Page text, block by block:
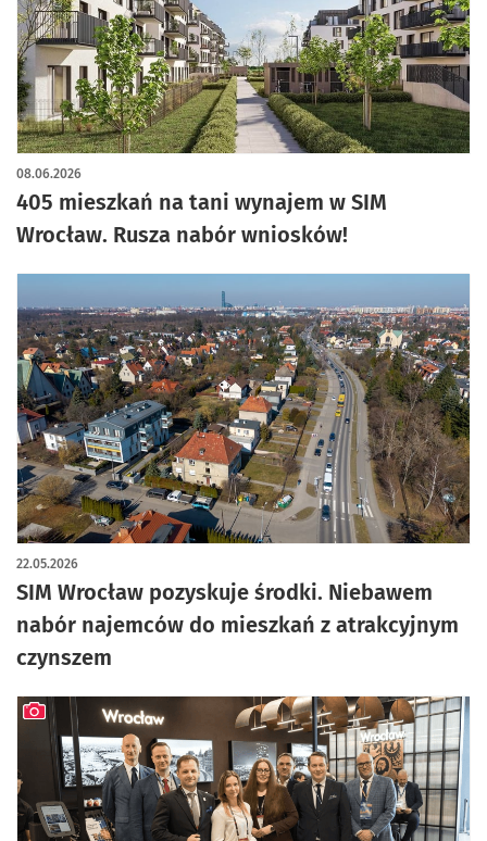
405 mieszkań na tani wynajem w SIM
Wrocław. Rusza nabór wniosków!
08.06.2026
SIM Wrocław pozyskuje środki. Niebawem
nabór najemców do mieszkań z atrakcyjnym
czynszem
22.05.2026